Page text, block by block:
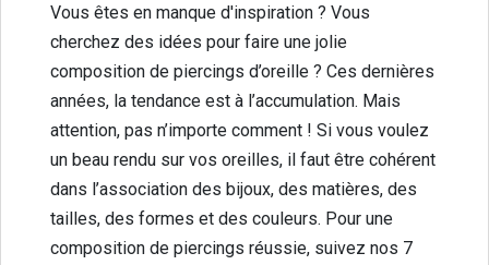
Vous êtes en manque d'inspiration ? Vous
cherchez des idées pour faire une jolie
composition de piercings d’oreille ? Ces dernières
années, la tendance est à l’accumulation. Mais
attention, pas n’importe comment ! Si vous voulez
un beau rendu sur vos oreilles, il faut être cohérent
dans l’association des bijoux, des matières, des
tailles, des formes et des couleurs. Pour une
composition de piercings réussie, suivez nos 7